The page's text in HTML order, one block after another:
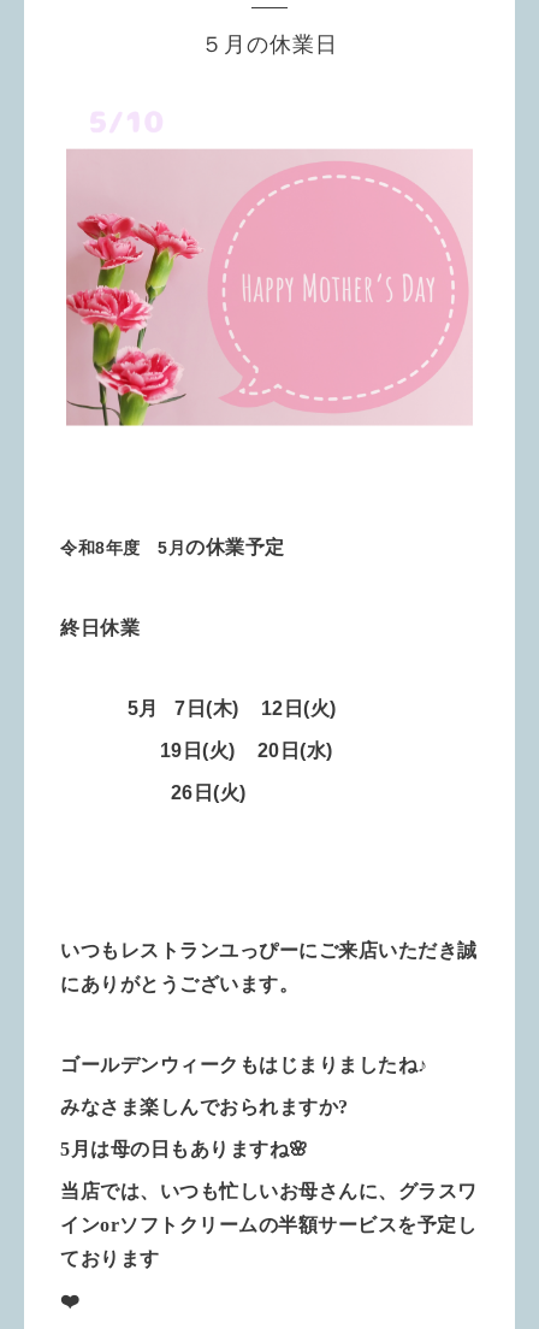
５月の休業日
令和8年度 5月 の休業予定
終日休業
5月 7 日 (木) 12 日(火)
19日(火) 20日(水)
26 日(火)
いつもレストランユっぴーにご来店いただき誠
にありがとうございます。
ゴールデンウィークもはじまりましたね♪
みなさま楽しんでおられますか?
5月は母の日もありますね🌸
当店では、いつも忙しいお母さんに、グラスワ
インorソフトクリームの半額サービスを予定し
ております
❤️